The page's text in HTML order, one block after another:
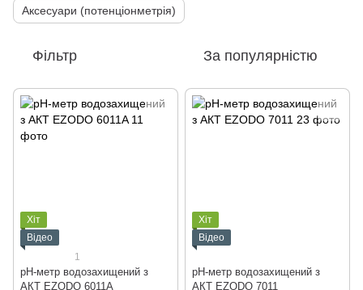
Аксесуари (потенціонметрія)
Фільтр За популярністю
Хіт
Відео
1
рН-метр водозахищений з
АКТ EZODO 6011A
Хіт
Відео
рН-метр водозахищений з
АКТ EZODO 7011